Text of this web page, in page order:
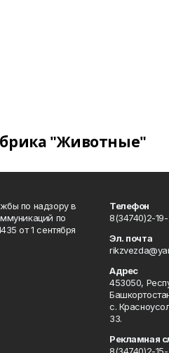
"Животные"
по надзору в
по
от 1 сентября
Телефон
8(34740)2-19-
Эл. почта
Адрес
453050,
с.
33.
Рекламная